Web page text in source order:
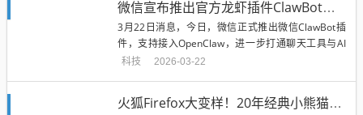
微信宣布推出官方龙虾插件ClawBot！支持接入OpenClaw 发个消息就能调用
3月22日消息，今日，微信正式推出微信ClawBot插
件，支持接入OpenClaw，进一步打通聊天工具与AI
能力的连接。...
科技 2026-03-22
火狐Firefox大变样！20年经典小熊猫形象谢幕：全新萌宠Kit接班